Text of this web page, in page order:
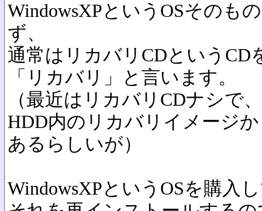
WindowsXPというOSそのも
ず、
通常はリカバリCDというCD
「リカバリ」と言います。
（最近はリカバリCDナシで、
HDD内のリカバリイメージ
あるらしいが）
WindowsXPというOSを購入